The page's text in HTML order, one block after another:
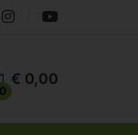
0
€ 0,00
Funktionalität ist